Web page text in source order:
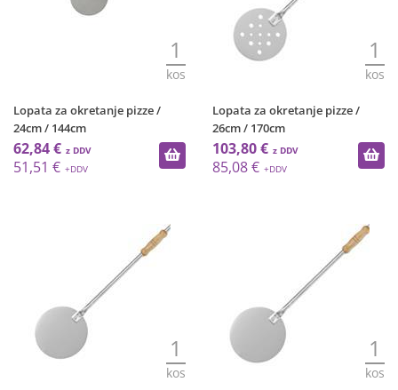
1
kos
Lopata za okretanje pizze /
24cm / 144cm
62,84 €
51,51 €
1
kos
Lopata za okretanje pizze /
26cm / 170cm
103,80 €
85,08 €
1
kos
1
kos